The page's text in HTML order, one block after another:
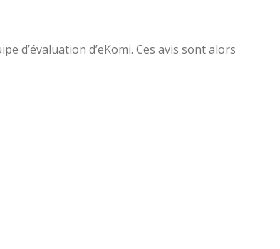
d’évaluation d’eKomi. Ces avis sont alors